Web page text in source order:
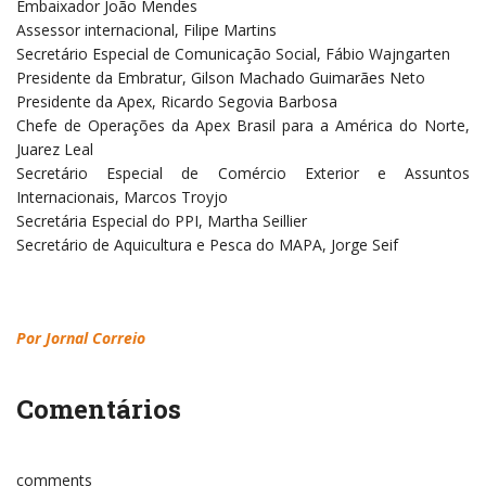
Embaixador João Mendes
Assessor internacional, Filipe Martins
Secretário Especial de Comunicação Social, Fábio Wajngarten
Presidente da Embratur, Gilson Machado Guimarães Neto
Presidente da Apex, Ricardo Segovia Barbosa
Chefe de Operações da Apex Brasil para a América do Norte,
Juarez Leal
Secretário Especial de Comércio Exterior e Assuntos
Internacionais, Marcos Troyjo
Secretária Especial do PPI, Martha Seillier
Secretário de Aquicultura e Pesca do MAPA, Jorge Seif
Por Jornal Correio
Comentários
comments